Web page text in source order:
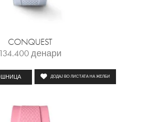
CONQUEST
134.400денари
ДОДАЈ ВО ЛИСТАТА НА ЖЕЛБИ